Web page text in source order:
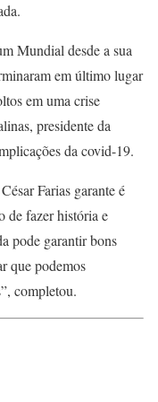
Mundial desde a sua
em último lugar
em uma crise
presidente da
da covid-19.
Farias garante é
de fazer história e
pode garantir bons
que podemos
completou.